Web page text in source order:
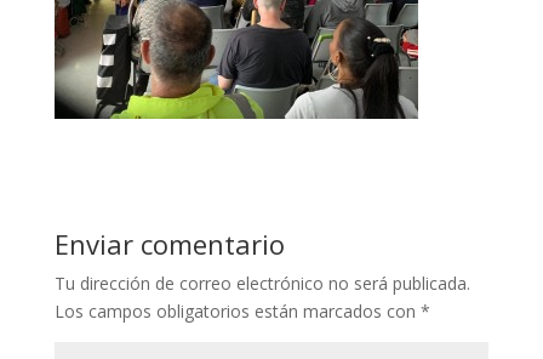
Enviar comentario
Tu dirección de correo electrónico no será publicada.
Los campos obligatorios están marcados con *